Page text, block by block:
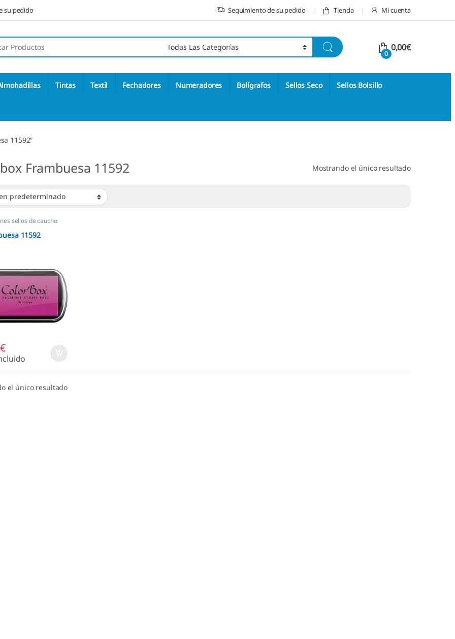
su pedido Seguimiento de su pedido Tienda Mi cuenta
de:
0
0,00€
Tintas Textil Fechadores Numeradores Bolígrafos Sellos Seco Sellos Bolsillo
11592”
Frambuesa 11592 Mostrando el único resultado
sellos de caucho
11592
€
el único resultado